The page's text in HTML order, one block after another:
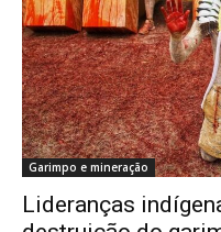
Garimpo e mineração
Lideranças